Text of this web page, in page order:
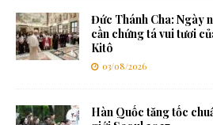
Đức Thánh Cha: Ngày
cần chứng tá vui tươi
Kitô
03/08/2026
Hàn Quốc tăng tốc